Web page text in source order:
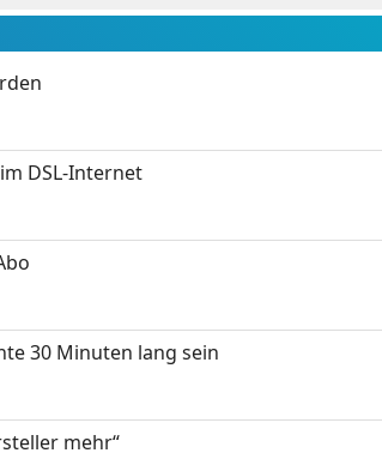
DSL-Internet
30 Minuten lang sein
mehr“